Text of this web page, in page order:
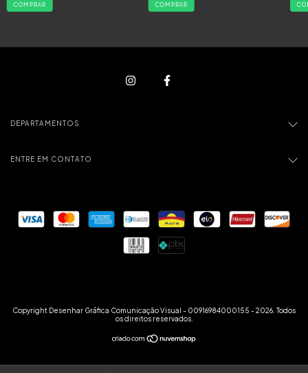
COMPRAR COMPRAR
DEPARTAMENTOS
ENTRE EM CONTATO
Copyright Desenhar Gráfica Comunicação Visual - 00916984000155 - 2026. Todos
os direitos reservados.